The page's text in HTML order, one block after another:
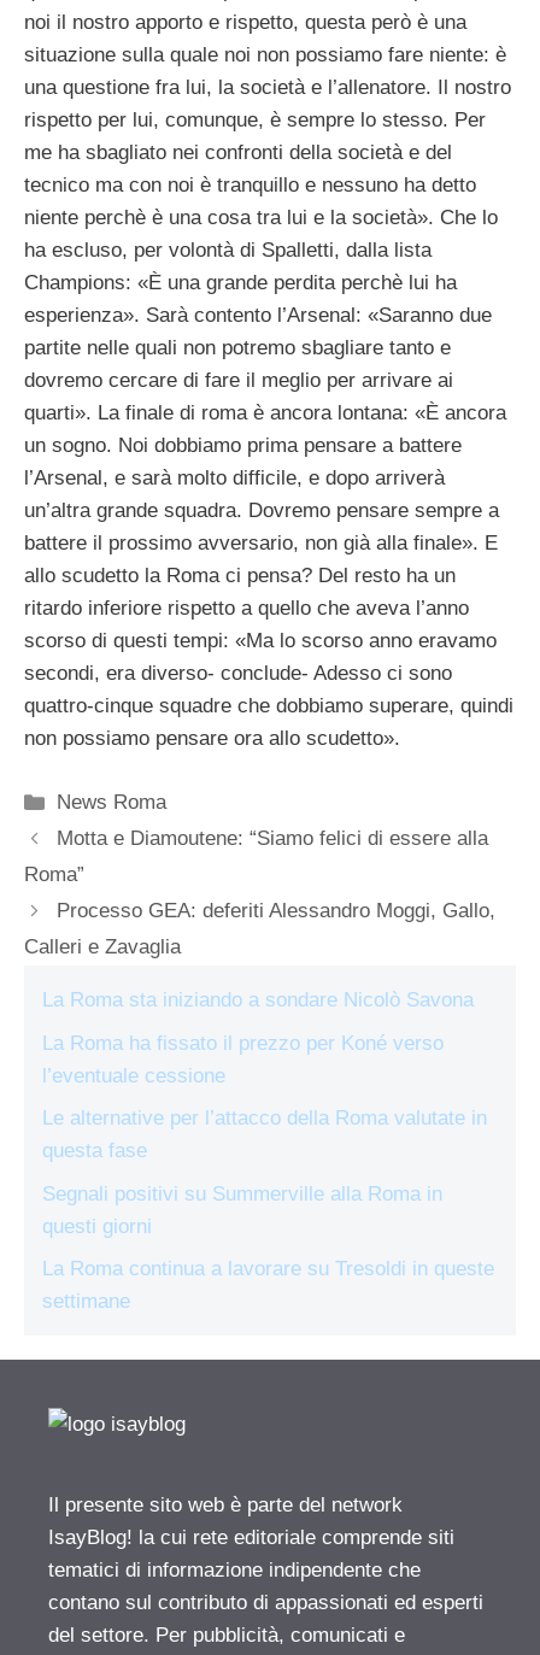
noi il nostro apporto e rispetto, questa però è una
situazione sulla quale noi non possiamo fare niente: è
una questione fra lui, la società e l’allenatore. Il nostro
rispetto per lui, comunque, è sempre lo stesso. Per
me ha sbagliato nei confronti della società e del
tecnico ma con noi è tranquillo e nessuno ha detto
niente perchè è una cosa tra lui e la società». Che lo
ha escluso, per volontà di Spalletti, dalla lista
Champions: «È una grande perdita perchè lui ha
esperienza». Sarà contento l’Arsenal: «Saranno due
partite nelle quali non potremo sbagliare tanto e
dovremo cercare di fare il meglio per arrivare ai
quarti». La finale di roma è ancora lontana: «È ancora
un sogno. Noi dobbiamo prima pensare a battere
l’Arsenal, e sarà molto difficile, e dopo arriverà
un’altra grande squadra. Dovremo pensare sempre a
battere il prossimo avversario, non già alla finale». E
allo scudetto la Roma ci pensa? Del resto ha un
ritardo inferiore rispetto a quello che aveva l’anno
scorso di questi tempi: «Ma lo scorso anno eravamo
secondi, era diverso- conclude- Adesso ci sono
quattro-cinque squadre che dobbiamo superare, quindi
non possiamo pensare ora allo scudetto».
Categorie
News Roma
Motta e Diamoutene: “Siamo felici di essere alla
Roma”
Processo GEA: deferiti Alessandro Moggi, Gallo,
Calleri e Zavaglia
La Roma sta iniziando a sondare Nicolò Savona
La Roma ha fissato il prezzo per Koné verso
l’eventuale cessione
Le alternative per l’attacco della Roma valutate in
questa fase
Segnali positivi su Summerville alla Roma in
questi giorni
La Roma continua a lavorare su Tresoldi in queste
settimane
Il presente sito web è parte del network
IsayBlog! la cui rete editoriale comprende siti
tematici di informazione indipendente che
contano sul contributo di appassionati ed esperti
del settore. Per pubblicità, comunicati e